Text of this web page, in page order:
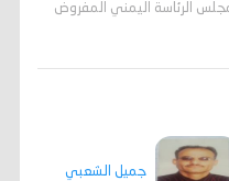
الرئاسة اليمني المفروض
جميل الشعبي